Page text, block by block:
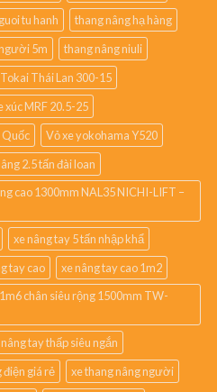
tu hanh
thang nâng hạ hàng
5m
thang nâng niuli
Thái Lan 300-15
xúc MRF 20.5-25
Quốc
Vỏ xe yokohama Y520
2.5 tấn đài loan
cao 1300mm NAL35 NICHI-LIFT –
xe nâng tay 5 tấn nhập khẩ
tay cao
xe nâng tay cao 1m2
chân siêu rộng 1500mm TW-
tay thấp siêu ngắn
điện giá rẻ
xe thang nâng người